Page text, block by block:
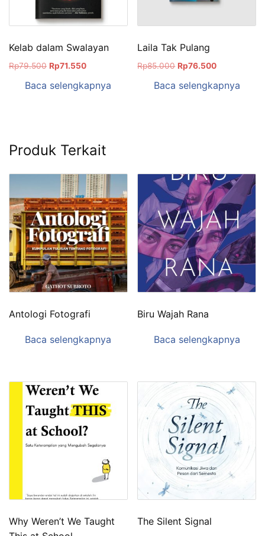
Kelab dalam Swalayan
Rp79.500 Rp71.550
Baca selengkapnya
Laila Tak Pulang
Rp85.000 Rp76.500
Baca selengkapnya
Produk Terkait
Antologi Fotografi
Baca selengkapnya
Biru Wajah Rana
Baca selengkapnya
Why Weren’t We Taught
The Silent Signal